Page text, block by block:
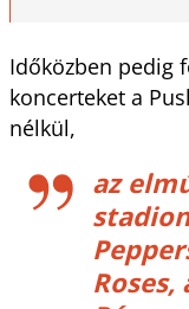
Időközben pedig
koncerteket a
nélkül,
az